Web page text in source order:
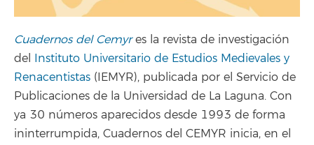
Cuadernos del Cemyres la revista de investigación
del Instituto Universitario de Estudios Medievales y
Renacentistas (IEMYR), publicada por el Servicio de
Publicaciones de la Universidad de La Laguna. Con
ya 30 números aparecidos desde 1993 de forma
ininterrumpida, Cuadernos del CEMYR inicia, en el